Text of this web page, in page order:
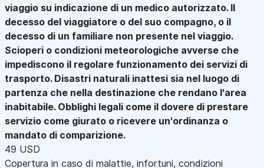
viaggio su indicazione di un medico autorizzato. Il
decesso del viaggiatore o del suo compagno, o il
decesso di un familiare non presente nel viaggio.
Scioperi o condizioni meteorologiche avverse che
impediscono il regolare funzionamento dei servizi di
trasporto. Disastri naturali inattesi sia nel luogo di
partenza che nella destinazione che rendano l'area
inabitabile. Obblighi legali come il dovere di prestare
servizio come giurato o ricevere un'ordinanza o
mandato di comparizione.
49 USD
Copertura in caso di malattie, infortuni, condizioni